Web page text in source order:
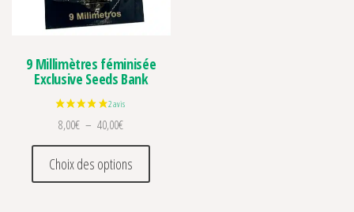
9 Millimètres féminisée
Exclusive Seeds Bank
8,00€ – 40,00€Plage de prix : 8,00€ à 40,00€
Choix des options
Ce produit a plusieurs variations. Les